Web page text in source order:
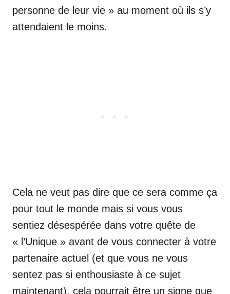
personne de leur vie » au moment où ils s’y
attendaient le moins.
Cela ne veut pas dire que ce sera comme ça
pour tout le monde mais si vous vous
sentiez désespérée dans votre quête de
« l’Unique » avant de vous connecter à votre
partenaire actuel (et que vous ne vous
sentez pas si enthousiaste à ce sujet
maintenant), cela pourrait être un signe que